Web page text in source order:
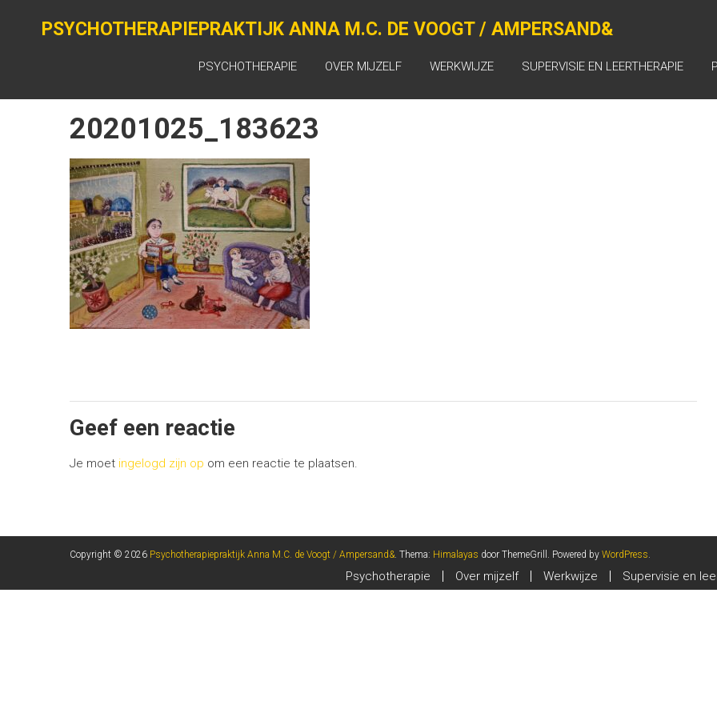
PSYCHOTHERAPIEPRAKTIJK ANNA M.C. DE VOOGT / AMPERSAND&
PSYCHOTHERAPIE OVER MIJZELF WERKWIJZE SUPERVISIE EN LEERTHERAPIE
20201025_183623
Geef een reactie
Je moet ingelogd zijn op om een reactie te plaatsen.
Copyright © 2026 Psychotherapiepraktijk Anna M.C. de Voogt / Ampersand&. Thema: Himalayas door ThemeGrill. Powered by WordPress.
Psychotherapie Over mijzelf Werkwijze Supervisie en